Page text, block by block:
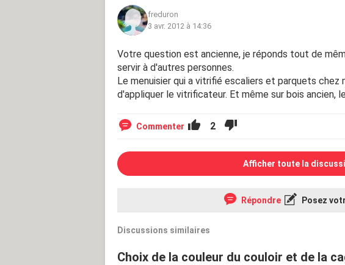
freduron
3 avr. 2012 à 14:36
Votre question est ancienne, je réponds tout de
servir à d'autres personnes.
Le menuisier qui a vitrifié escaliers et parquets chez
d'appliquer le vitrificateur. Et même sur bois ancien,
Commenter 2
Afficher toute la
Répondre Posez
Discussions similaires
Choix de la couleur du couloir et de la